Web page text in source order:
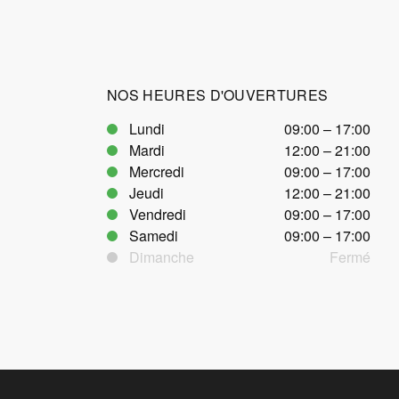
NOS HEURES D'OUVERTURES
Lundi
09:00 – 17:00
Mardi
12:00 – 21:00
Mercredi
09:00 – 17:00
Jeudi
12:00 – 21:00
Vendredi
09:00 – 17:00
Samedi
09:00 – 17:00
Dimanche
Fermé